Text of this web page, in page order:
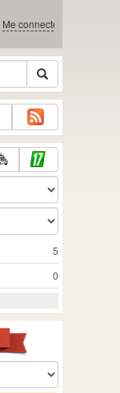
Me connecter
5
0